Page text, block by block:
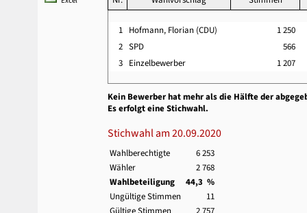
1 Hofmann, Florian (CDU)
1 250
2 SPD
566
3 Einzelbewerber 1 207
Kein Bewerber hat mehr als die Hälfte der
Es erfolgt eine Stichwahl.
Stichwahl am 20.09.2020
Wahlberechtigte
6 253
Wähler
2 768
Wahlbeteiligung
44,3 %
Ungültige Stimmen
11
Gültige Stimmen
2 757